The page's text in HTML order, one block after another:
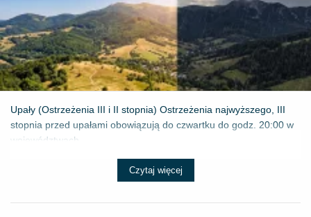
Upały (Ostrzeżenia III i II stopnia) Ostrzeżenia najwyższego, III
stopnia przed upałami obowiązują do czwartku do godz. 20:00 w
województwach...
Czytaj więcej